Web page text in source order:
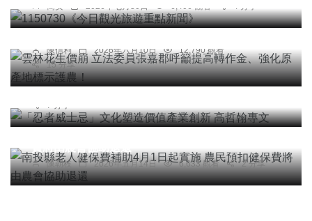
簡安 2026年七月30日 6,406 觀看 4 分享
雲林花生價崩 立法委員張嘉郡呼籲提高轉作金、強
陳信利 2026年六月10日
12,790 觀看
15 分享
專欄
「忍者威士忌」文化塑造價值產業創新 高哲翰專文
7 分享
綜合新聞
南投縣老人健保費補助4月1日起實施 農民預扣健保
陳朝枝 2026年五月14日 6,633 觀看 2 分享